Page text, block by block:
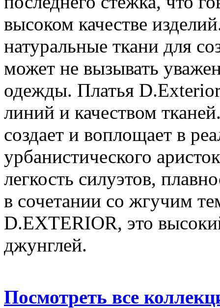
высоком качестве
натуральные ткани для
может не вызывать
одежды. Платья
линий и качеством
создает и воплощает в
урбанистического
легкость силуэтов,
в сочетании со жгучим
D.EXTERIOR, это
джунглей.
Посмотреть все